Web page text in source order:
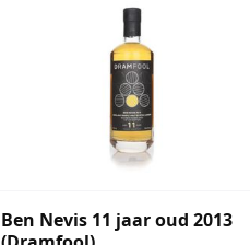
Ben Nevis 11 jaar oud 2013